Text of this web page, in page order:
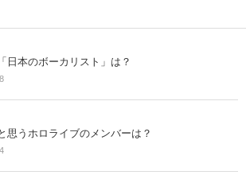
日本のボーカリスト」は？
思うホロライブのメンバーは？